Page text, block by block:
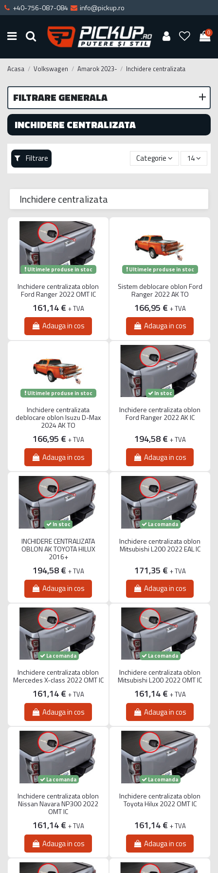
+40-756-087-084 info@pickup.ro
0
Acasa Volkswagen Amarok 2023- Inchidere centralizata
INCHIDERE CENTRALIZATA
Filtrare Categorie 14
Inchidere centralizata
Ultimele produse in stoc
Inchidere centralizata oblon
Ford Ranger 2022 OMT IC
161,14 € + TVA
Adauga in cos
Ultimele produse in stoc
Sistem deblocare oblon Ford
Ranger 2022 AK TO
166,95 € + TVA
Adauga in cos
Ultimele produse in stoc
Inchidere centralizata
deblocare oblon Isuzu D-Max
2024 AK TO
166,95 € + TVA
Adauga in cos
In stoc
Inchidere centralizata oblon
Ford Ranger 2022 AK IC
194,58 € + TVA
Adauga in cos
In stoc
INCHIDERE CENTRALIZATA
OBLON AK TOYOTA HILUX
2016+
194,58 € + TVA
Adauga in cos
La comanda
Inchidere centralizata oblon
Mitsubishi L200 2022 EAL IC
171,35 € + TVA
Adauga in cos
La comanda
Inchidere centralizata oblon
Mercedes X-class 2022 OMT IC
161,14 € + TVA
Adauga in cos
La comanda
Inchidere centralizata oblon
Mitsubishi L200 2022 OMT IC
161,14 € + TVA
Adauga in cos
La comanda
Inchidere centralizata oblon
Nissan Navara NP300 2022
OMT IC
161,14 € + TVA
Adauga in cos
La comanda
Inchidere centralizata oblon
Toyota Hilux 2022 OMT IC
161,14 € + TVA
Adauga in cos
FILTRARE GENERALA